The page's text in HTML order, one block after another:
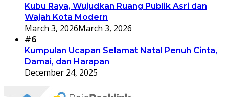
Kubu Raya, Wujudkan Ruang Publik Asri dan
Wajah Kota Modern
March 3, 2026March 3, 2026
#6
Kumpulan Ucapan Selamat Natal Penuh Cinta,
Damai, dan Harapan
December 24, 2025